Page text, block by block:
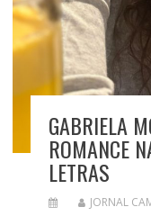
GABRIELA
ROMANCE
LETRAS
JORNAL